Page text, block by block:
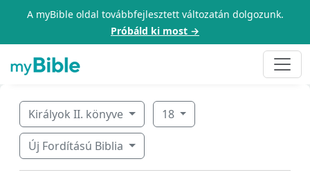
A myBible oldal továbbfejlesztett változatán dolgozunk.
Próbáld ki most →
Királyok II. könyve 18
Új Fordítású Biblia